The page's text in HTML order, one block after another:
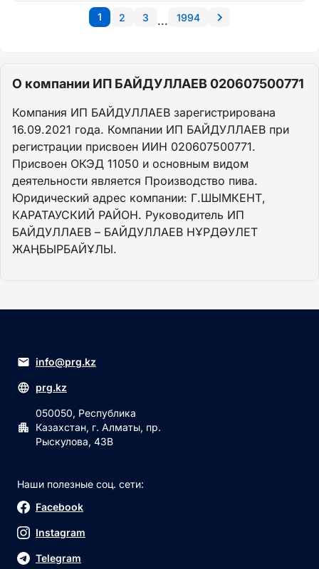
1 2 3 ... 1994
О компании ИП БАЙДУЛЛАЕВ 020607500771
Компания ИП БАЙДУЛЛАЕВ зарегистрирована
16.09.2021 года. Компании ИП БАЙДУЛЛАЕВ при
регистрации присвоен ИИН 020607500771.
Присвоен ОКЭД 11050 и основным видом
деятельности является Производство пива.
Юридический адрес компании: Г.ШЫМКЕНТ,
КАРАТАУСКИЙ РАЙОН. Руководитель ИП
БАЙДУЛЛАЕВ – БАЙДУЛЛАЕВ НҰРДӘУЛЕТ
ЖАҢБЫРБАЙҰЛЫ.
info@prg.kz
prg.kz
050050, Республика
Казахстан, г. Алматы, пр.
Рыскулова, 43В
Наши полезные соц. сети:
Facebook
Instagram
Telegram